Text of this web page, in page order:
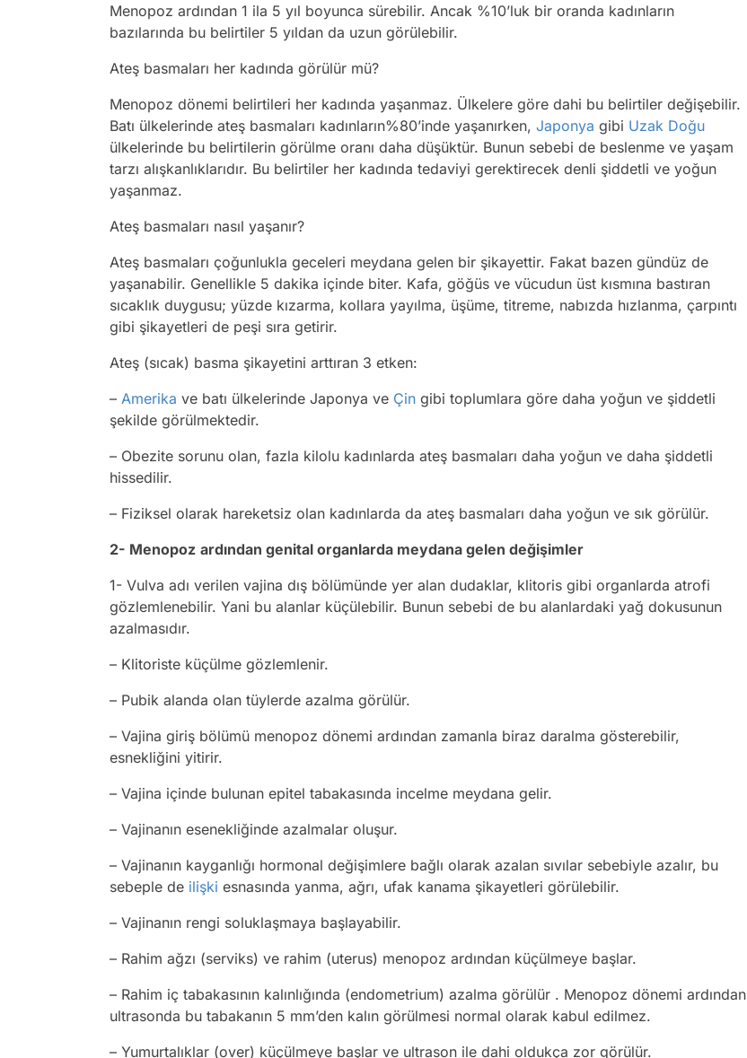
Menopoz ardından 1 ila 5 yıl boyunca sürebilir. Ancak %10’luk bir oranda kadınların
bazılarında bu belirtiler 5 yıldan da uzun görülebilir.
Ateş basmaları her kadında görülür mü?
Menopoz dönemi belirtileri her kadında yaşanmaz. Ülkelere göre dahi bu belirtiler değişebilir.
Batı ülkelerinde ateş basmaları kadınların%80’inde yaşanırken, Japonya gibi Uzak Doğu
ülkelerinde bu belirtilerin görülme oranı daha düşüktür. Bunun sebebi de beslenme ve yaşam
tarzı alışkanlıklarıdır. Bu belirtiler her kadında tedaviyi gerektirecek denli şiddetli ve yoğun
yaşanmaz.
Ateş basmaları nasıl yaşanır?
Ateş basmaları çoğunlukla geceleri meydana gelen bir şikayettir. Fakat bazen gündüz de
yaşanabilir. Genellikle 5 dakika içinde biter. Kafa, göğüs ve vücudun üst kısmına bastıran
sıcaklık duygusu; yüzde kızarma, kollara yayılma, üşüme, titreme, nabızda hızlanma, çarpıntı
gibi şikayetleri de peşi sıra getirir.
Ateş (sıcak) basma şikayetini arttıran 3 etken:
– Amerika ve batı ülkelerinde Japonya ve Çin gibi toplumlara göre daha yoğun ve şiddetli
şekilde görülmektedir.
– Obezite sorunu olan, fazla kilolu kadınlarda ateş basmaları daha yoğun ve daha şiddetli
hissedilir.
– Fiziksel olarak hareketsiz olan kadınlarda da ateş basmaları daha yoğun ve sık görülür.
2- Menopoz ardından genital organlarda meydana gelen değişimler
1- Vulva adı verilen vajina dış bölümünde yer alan dudaklar, klitoris gibi organlarda atrofi
gözlemlenebilir. Yani bu alanlar küçülebilir. Bunun sebebi de bu alanlardaki yağ dokusunun
azalmasıdır.
– Klitoriste küçülme gözlemlenir.
– Pubik alanda olan tüylerde azalma görülür.
– Vajina giriş bölümü menopoz dönemi ardından zamanla biraz daralma gösterebilir,
esnekliğini yitirir.
– Vajina içinde bulunan epitel tabakasında incelme meydana gelir.
– Vajinanın esenekliğinde azalmalar oluşur.
– Vajinanın kayganlığı hormonal değişimlere bağlı olarak azalan sıvılar sebebiyle azalır, bu
sebeple de ilişki esnasında yanma, ağrı, ufak kanama şikayetleri görülebilir.
– Vajinanın rengi soluklaşmaya başlayabilir.
– Rahim ağzı (serviks) ve rahim (uterus) menopoz ardından küçülmeye başlar.
– Rahim iç tabakasının kalınlığında (endometrium) azalma görülür . Menopoz dönemi ardından
ultrasonda bu tabakanın 5 mm’den kalın görülmesi normal olarak kabul edilmez.
– Yumurtalıklar (over) küçülmeye başlar ve ultrason ile dahi oldukça zor görülür.